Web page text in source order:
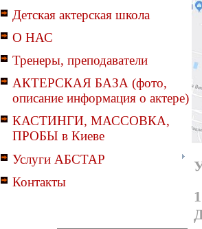
Детская актерская школа
О НАС
Тренеры, преподаватели
АКТЕРСКАЯ БАЗА (фото,
описание информация о актере)
КАСТИНГИ, МАССОВКА,
ПРОБЫ в Киеве
Услуги АБСТАР
Контакты